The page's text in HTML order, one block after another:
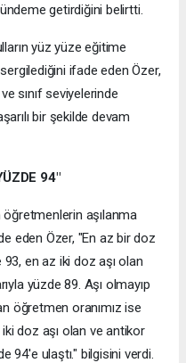
getirdiğini belirtti.
yüz yüze eğitime
ifade eden Özer,
sınıf seviyelerinde
bir şekilde devam
94"
öğretmenlerin aşılanma
eden Özer, "En az bir doz
en az iki doz aşı olan
yüzde 89. Aşı olmayıp
öğretmen oranımız ise
iki doz aşı olan ve antikor
94'e ulaştı." bilgisini verdi.